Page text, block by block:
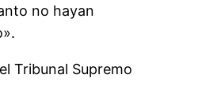
no hayan
Tribunal Supremo